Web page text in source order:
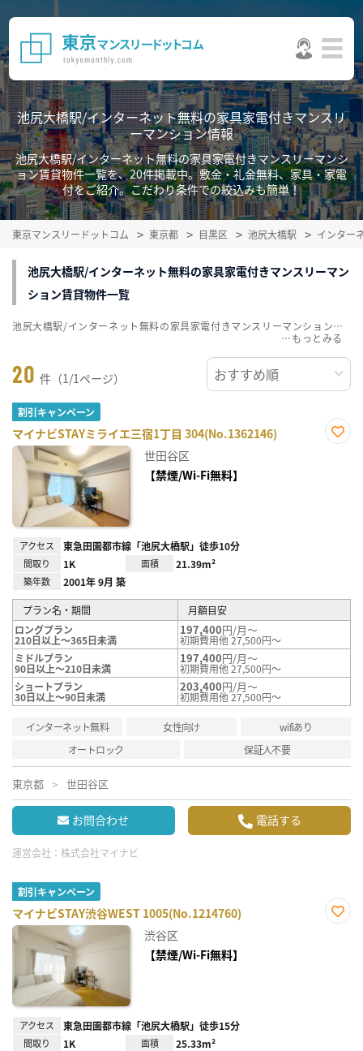
池尻大橋駅/インターネット無料の家具家電付きマンスリ
ーマンション情報
池尻大橋駅/インターネット無料の家具家電付きマンスリーマンシ
ョン賃貸物件一覧を、20件掲載中。敷金・礼金無料、家具・家電
付をご紹介。こだわり条件での絞込みも簡単！
東京マンスリードットコム 東京都 目黒区 池尻大橋駅 インター
池尻大橋駅/インターネット無料の家具家電付きマンスリーマン
ション賃貸物件一覧
20 件（1/1ページ）
割引キャンペーン
マイナビSTAYミライエ三宿1丁目 304(No.1362146)
世田谷区
【禁煙/Wi-Fi無料】
アクセス 東急田園都市線「池尻大橋駅」徒歩10分
間取り 1K 面積 21.39m²
築年数 2001年 9月 築
プラン名・期間
月額目安
ロングプラン
210日以上～365日未満
197,400円/月～
初期費用他 27,500円～
ミドルプラン
90日以上～210日未満
197,400円/月～
初期費用他 27,500円～
ショートプラン
30日以上～90日未満
203,400円/月～
初期費用他 27,500円～
インターネット無料 女性向け
wifiあり
オートロック
保証人不要
東京都 世田谷区
お問合わせ 電話する
運営会社： 株式会社マイナビ
割引キャンペーン
マイナビSTAY渋谷WEST 1005(No.1214760)
渋谷区
【禁煙/Wi-Fi無料】
アクセス 東急田園都市線「池尻大橋駅」徒歩15分
間取り 1K 面積 25.33m²
池尻大橋駅/インターネット無料の家具家電付きマンスリーマンション賃貸物件一覧を、20件掲載中。敷金・礼金無料、家具・家電付をご紹介。こだわり条件での絞込みも簡単！
…